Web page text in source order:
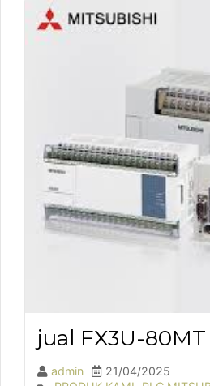
jual FX3U-
admin
21/04/2025